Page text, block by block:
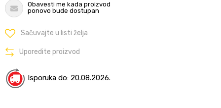
Obavesti me kada proizvod
ponovo bude dostupan
Sačuvajte u listi želja
Uporedite proizvod
Isporuka do: 20.08.2026.